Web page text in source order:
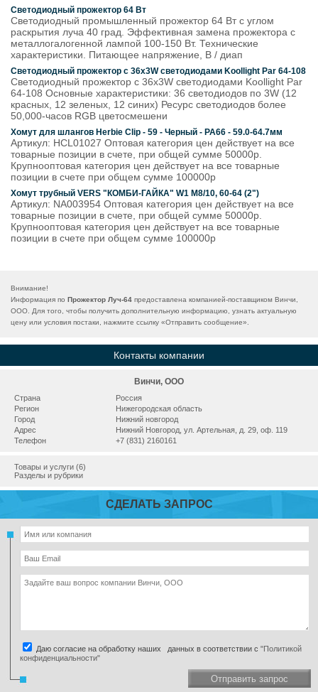
Светодиодный прожектор 64 Вт
Светодиодный промышленный прожектор 64 Вт с углом
раскрытия луча 40 град. Эффективная замена прожектора с
металлогалогенной лампой 100-150 Вт. Технические
характеристики. Питающее напряжение, В / диап
Светодиодный прожектор c 36х3W светодиодами Koollight Par 64-108
Светодиодный прожектор c 36х3W светодиодами Koollight Par
64-108 Основные характеристики: 36 светодиодов по 3W (12
красных, 12 зеленых, 12 синих) Ресурс светодиодов более
50,000-часов RGB цветосмешени
Хомут для шлангов Herbie Clip - 59 - Черный - PA66 - 59.0-64.7мм
Артикул: HCL01027 Оптовая категория цен действует на все
товарные позиции в счете, при общей сумме 50000р.
Крупнооптовая категория цен действует на все товарные
позиции в счете при общем сумме 100000р
Хомут трубный VERS "КОМБИ-ГАЙКА" W1 М8/10, 60-64 (2")
Артикул: NA003954 Оптовая категория цен действует на все
товарные позиции в счете, при общей сумме 50000р.
Крупнооптовая категория цен действует на все товарные
позиции в счете при общем сумме 100000р
Внимание!
Информация по Прожектор Луч-64 предоставлена компанией-поставщиком Винчи,
ООО. Для того, чтобы получить дополнительную информацию, узнать актуальную
цену или условия постаки, нажмите ссылку «Отправить сообщение».
Контакты компании
Винчи, ООО
Страна
Россия
Регион
Нижегородская область
Город
Нижний новгород
Адрес
Нижний Новгород, ул. Артельная, д. 29, оф. 119
Телефон
+7 (831) 2160161
Товары и услуги (6)
Разделы и рубрики
СДЕЛАТЬ ЗАПРОС
Даю согласие на обработку наших данных в соответствии с "Политикой
конфиденциальности"
Отправить запрос